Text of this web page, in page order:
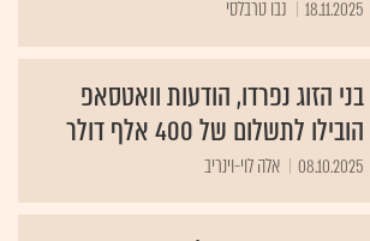
הובילו לתשלום של 400 אלף דולר
08.10.2025 אלה לוי-וינריב